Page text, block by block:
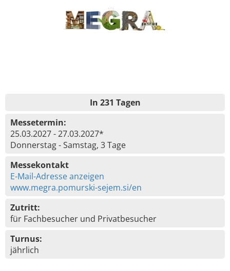
In 231 Tagen
Messetermin:
25.03.2027 - 27.03.2027*
Donnerstag - Samstag, 3 Tage
Messekontakt
E-Mail-Adresse anzeigen
www.megra.pomurski-sejem.si/en
Zutritt:
für Fachbesucher und Privatbesucher
Turnus:
jährlich